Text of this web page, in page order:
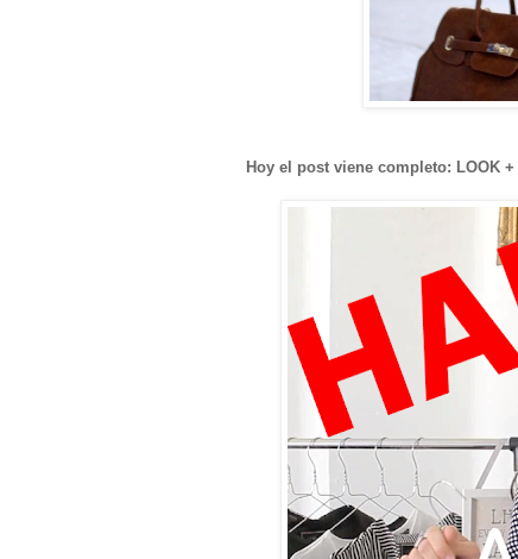
Hoy el post viene completo: LOOK +